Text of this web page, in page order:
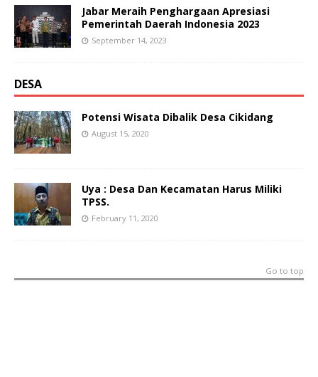
Jabar Meraih Penghargaan Apresiasi
Pemerintah Daerah Indonesia 2023
September 14, 2023
DESA
Potensi Wisata Dibalik Desa Cikidang
August 15, 2020
Uya : Desa Dan Kecamatan Harus Miliki
TPSS.
February 11, 2020
Go to top